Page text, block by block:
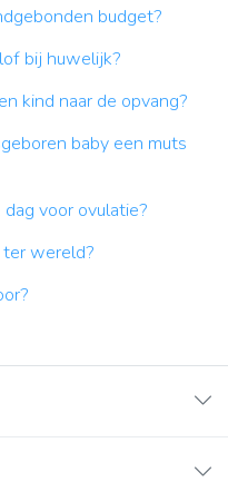
budget?
bij huwelijk?
kind naar de opvang?
baby een muts
voor ovulatie?
wereld?